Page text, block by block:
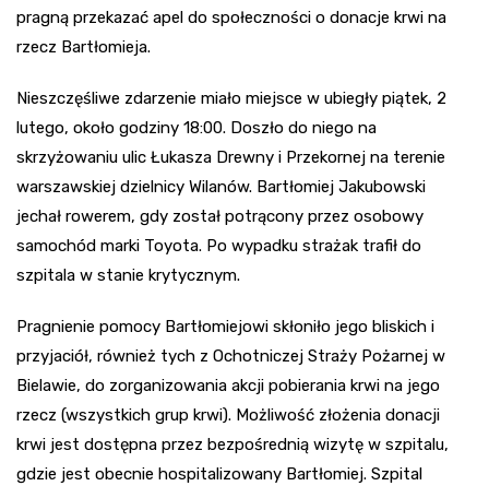
pragną przekazać apel do społeczności o donacje krwi na
rzecz Bartłomieja.
Nieszczęśliwe zdarzenie miało miejsce w ubiegły piątek, 2
lutego, około godziny 18:00. Doszło do niego na
skrzyżowaniu ulic Łukasza Drewny i Przekornej na terenie
warszawskiej dzielnicy Wilanów. Bartłomiej Jakubowski
jechał rowerem, gdy został potrącony przez osobowy
samochód marki Toyota. Po wypadku strażak trafił do
szpitala w stanie krytycznym.
Pragnienie pomocy Bartłomiejowi skłoniło jego bliskich i
przyjaciół, również tych z Ochotniczej Straży Pożarnej w
Bielawie, do zorganizowania akcji pobierania krwi na jego
rzecz (wszystkich grup krwi). Możliwość złożenia donacji
krwi jest dostępna przez bezpośrednią wizytę w szpitalu,
gdzie jest obecnie hospitalizowany Bartłomiej. Szpital